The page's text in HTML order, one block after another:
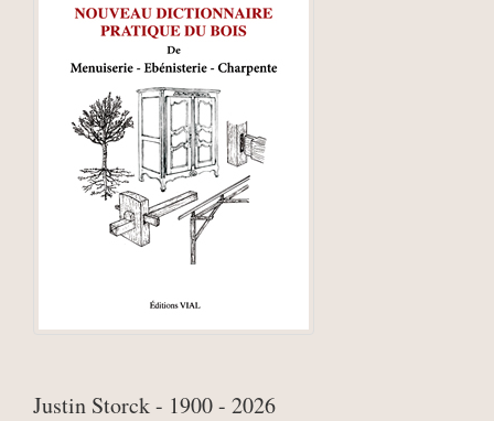
Justin Storck - 1900 - 2026